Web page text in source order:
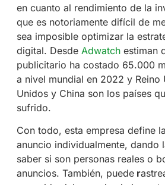
en cuanto al rendimiento de la
que es notoriamente difícil de
sea imposible optimizar la
digital. DesdeAdwatchestiman
publicitario ha costado 65.000
a nivel mundial en 2022 y Reino
Unidos y China son los países
sufrido.
Con todo, esta empresa define
anuncio individualmente, dando
saber si son personas reales o
anuncios. También, pueder